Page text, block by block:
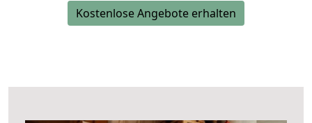
Kostenlose Angebote erhalten